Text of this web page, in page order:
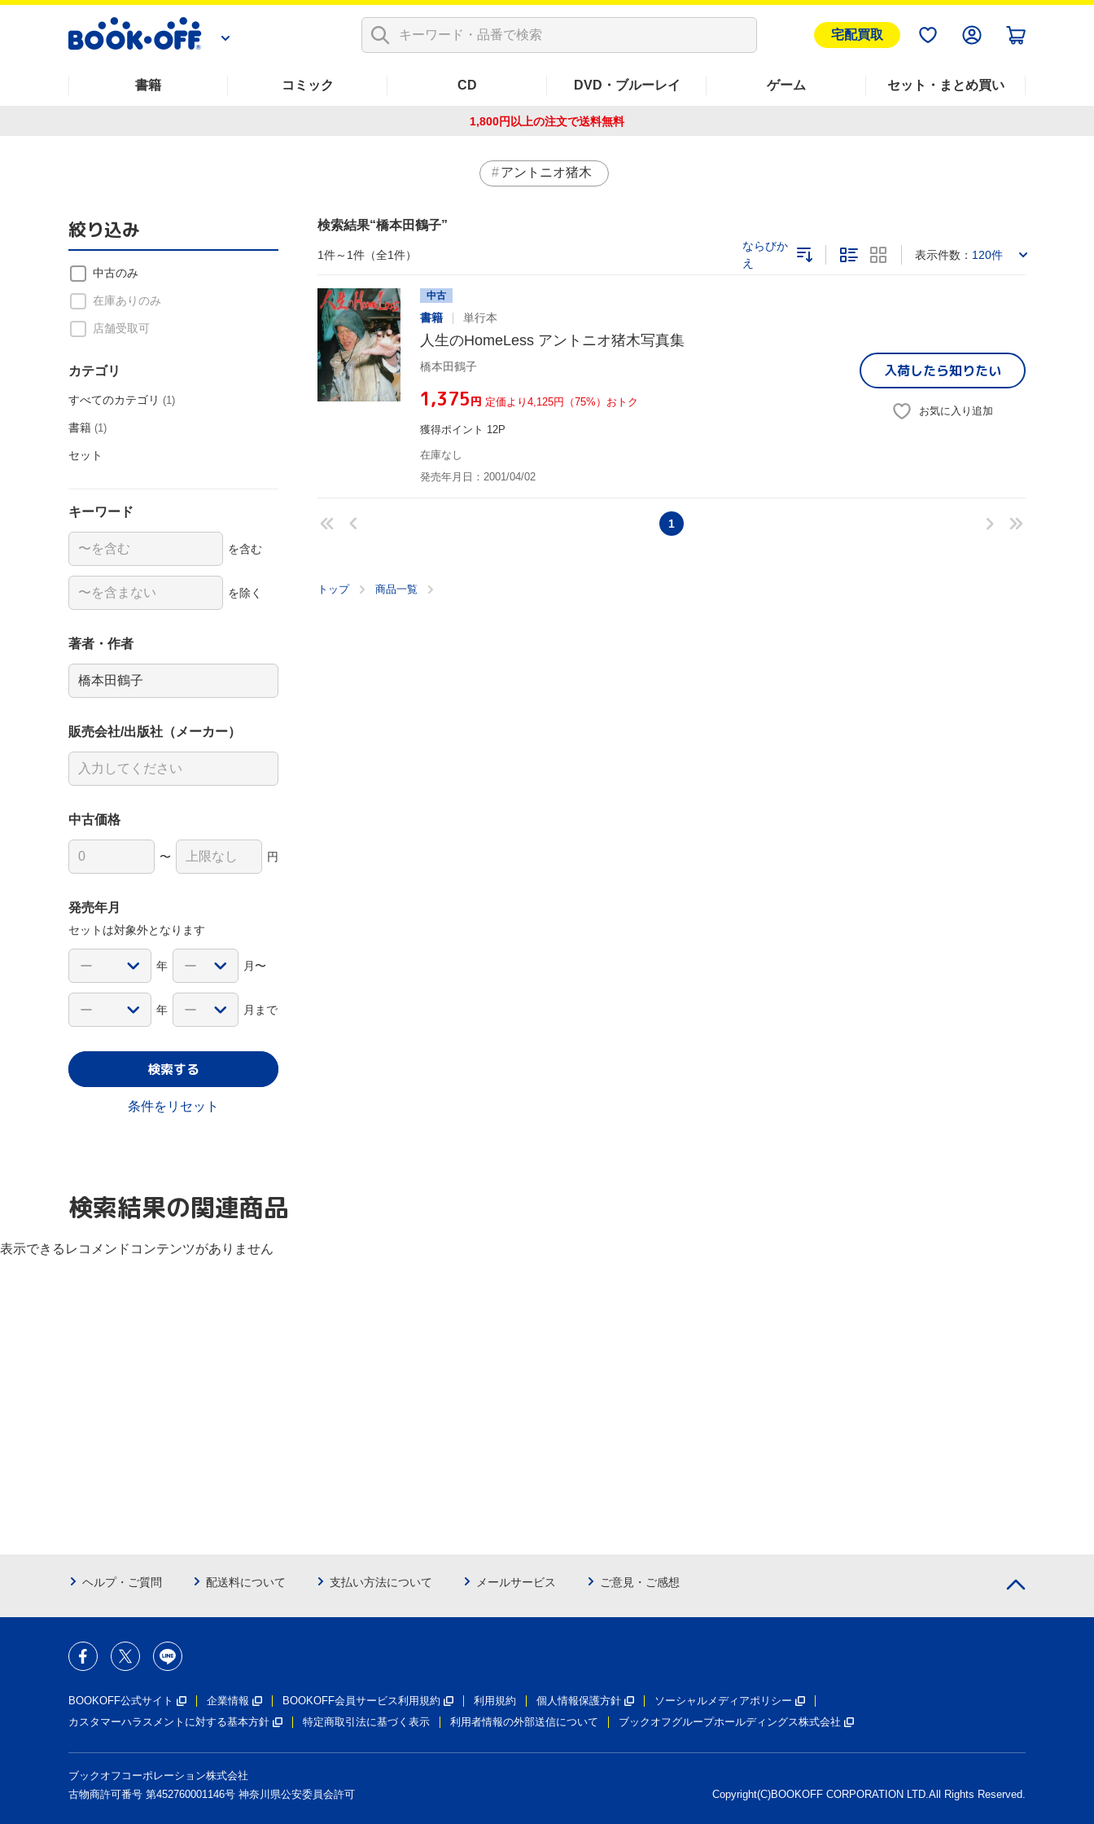
宅配買取
書籍 コミック CD DVD・ブルーレイ ゲーム セット・まとめ買い
1,800円以上の注文で送料無料
アントニオ猪木
検索結果 橋本田鶴子
1件～1件（全1件）
ならびか
え
表示件数： 120件
中古
書籍 単行本
人生のHomeLess アントニオ猪木写真集
橋本田鶴子
¥1,375円 定価より4,125円（75%）おトク
獲得ポイント 12P
在庫なし
発売年月日：2001/04/02
入荷したら知りたい
お気に入り追加
1
トップ 商品一覧
絞り込み
中古のみ
在庫ありのみ
店舗受取可
カテゴリ
すべてのカテゴリ (1)
書籍 (1)
セット
キーワード
を含む
を除く
著者・作者
販売会社/出版社（メーカー）
中古価格
〜 円
発売年月
セットは対象外となります
年 月〜
年 月まで
検索する
条件をリセット
検索結果の関連商品
表示できるレコメンドコンテンツがありません
ヘルプ・ご質問 配送料について 支払い方法について メールサービス ご意見・ご感想
BOOKOFF公式サイト 企業情報 BOOKOFF会員サービス利用規約 利用規約 個人情報保護方針
ソーシャルメディアポリシー
カスタマーハラスメントに対する基本方針
特定商取引法に基づく表示 利用者情報の外部送信について ブックオフグループホールディングス株式会社
ブックオフコーポレーション株式会社
古物商許可番号 第452760001146号 神奈川県公安委員会許可
Copyright(C)BOOKOFF CORPORATION LTD. All Rights Reserved.